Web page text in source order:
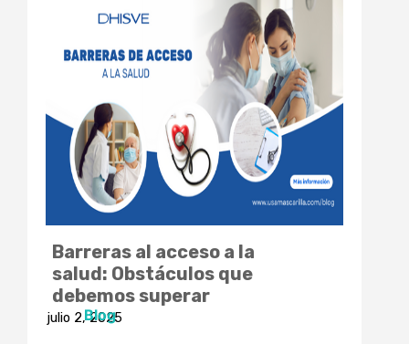
Barreras al acceso a la
salud: Obstáculos que
debemos superar
julio 2, 2025
Blog